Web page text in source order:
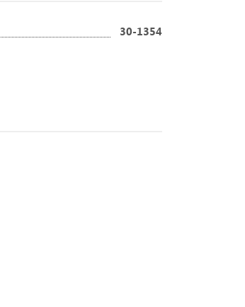
30-1354